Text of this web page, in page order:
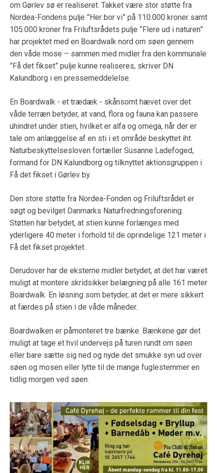
om Gørlev sø er realiseret. Takket være stor støtte fra
Nordea-Fondens pulje ”Her bor vi” på 110.000 kroner samt
105.000 kroner fra Friluftsrådets pulje ”Flere ud i naturen”
har projektet med en Boardwalk nord om søen gennem
den våde mose – sammen med midler fra den kommunale
”Få det fikset” pulje kunne realiseres, skriver DN
Kalundborg i en pressemeddelelse.
En Boardwalk - et trædæk - skånsomt hævet over det
våde terræn betyder, at vand, flora og fauna kan passere
uhindret under stien, hvilket er alfa og omega, når der er
tale om anlæggelse af en sti i et område beskyttet iht.
Naturbeskyttelsesloven fortæller Susanne Ladefoged,
formand for DN Kalundborg og tilknyttet aktionsgruppen i
Få det fikset i Gørlev by.
Den store støtte fra Nordea-Fonden og Friluftsrådet er
søgt og bevilget Danmarks Naturfredningsforening.
Støtten har betydet, at stien kunne forlænges med
yderligere 40 meter i forhold til de oprindelige 121 meter i
Få det fikset projektet.
Derudover har de eksterne midler betydet, at det har været
muligt at montere skridsikker belægning på alle 161 meter
Boardwalk. En løsning som betyder, at det er mere sikkert
at færdes på stien i de våde måneder.
Boardwalken er påmonteret tre bænke. Bænkene gør det
muligt at tage et hvil undervejs på turen rundt om søen
eller bare sætte sig ned og nyde det smukke syn ud over
søen og mosen eller lytte til de mange fuglestemmer en
tidlig morgen ved søen.